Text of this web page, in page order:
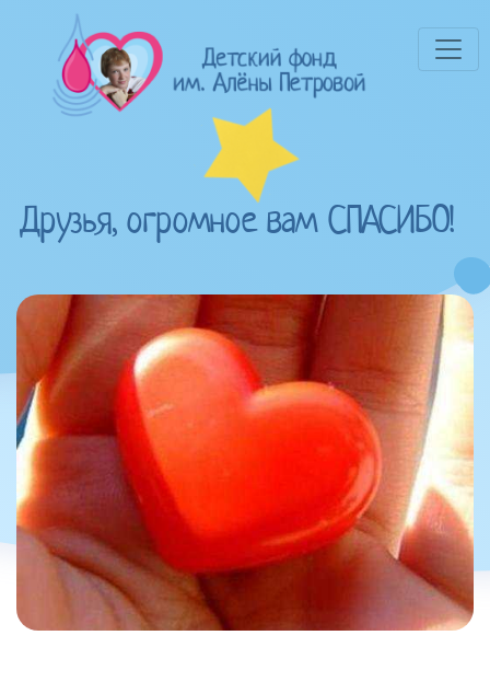
Друзья, огромное вам СПАСИБО!